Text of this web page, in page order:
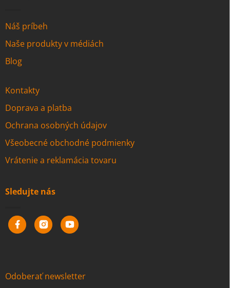
Náš príbeh
Naše produkty v médiách
Blog
Kontakty
Doprava a platba
Ochrana osobných údajov
Všeobecné obchodné podmienky
Vrátenie a reklamácia tovaru
Sledujte nás
Odoberať newsletter